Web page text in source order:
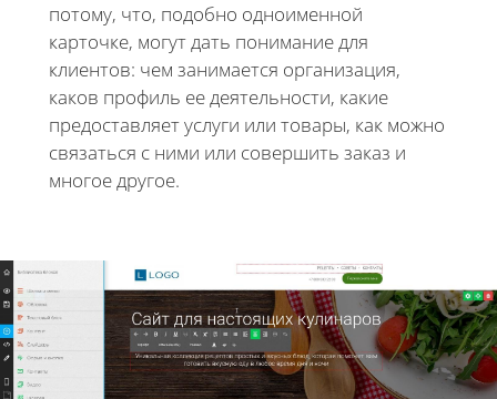
потому, что, подобно одноименной
карточке, могут дать понимание для
клиентов: чем занимается организация,
каков профиль ее деятельности, какие
предоставляет услуги или товары, как можно
связаться с ними или совершить заказ и
многое другое.